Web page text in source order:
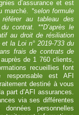
d’assurance et est
marché. *selon formule
au tableau des
contrat. **D’après le
au droit de résiliation
la Loi n° 2019-733 du
frais de contrats de
de 1 760 clients,
recueillies font
responsable est AFI
destiné à vous
part d’AFI assurances.
via ses différentes
personnelles